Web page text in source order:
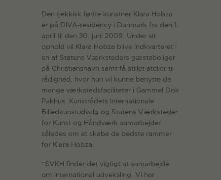
Den tjekkisk fødte kunstner Klara Hobza
er på DIVA-residency i Danmark fra den 1.
april til den 30. juni 2009. Under sit
ophold vil Klara Hobza blive indkvarteret i
en af Statens Værksteders gæsteboliger
på Christianshavn samt få stillet atelier til
rådighed, hvor hun vil kunne benytte de
mange værkstedsfaciliteter i Gammel Dok
Pakhus. Kunstrådets Internationale
Billedkunstudvalg og Statens Værksteder
for Kunst og Håndværk samarbejder
således om at skabe de bedste rammer
for Klara Hobza.
“SVKH finder det vigtigt at samarbejde
om international udveksling. Vi har